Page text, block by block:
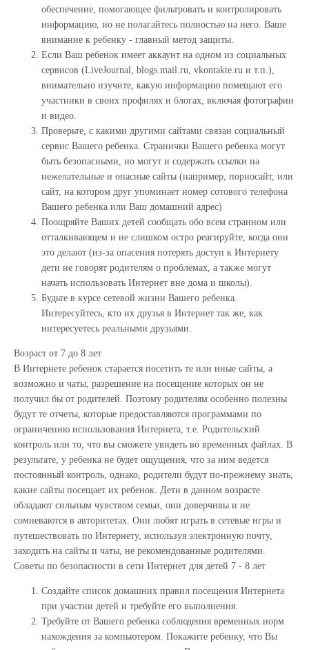
обеспечение, помогающее фильтровать и контролировать
информацию, но не полагайтесь полностью на него. Ваше
внимание к ребенку - главный метод защиты.
Если Ваш ребенок имеет аккаунт на одном из социальных
сервисов (LiveJournal, blogs.mail.ru, vkontakte.ru и т.п.),
внимательно изучите, какую информацию помещают его
участники в своих профилях и блогах, включая фотографии
и видео.
Проверьте, с какими другими сайтами связан социальный
сервис Вашего ребенка. Странички Вашего ребенка могут
быть безопасными, но могут и содержать ссылки на
нежелательные и опасные сайты (например, порносайт, или
сайт, на котором друг упоминает номер сотового телефона
Вашего ребенка или Ваш домашний адрес)
Поощряйте Ваших детей сообщать обо всем странном или
отталкивающем и не слишком остро реагируйте, когда они
это делают (из-за опасения потерять доступ к Интернету
дети не говорят родителям о проблемах, а также могут
начать использовать Интернет вне дома и школы).
Будьте в курсе сетевой жизни Вашего ребенка.
Интересуйтесь, кто их друзья в Интернет так же, как
интересуетесь реальными друзьями.
Возраст от 7 до 8 лет
В Интернете ребенок старается посетить те или иные сайты, а
возможно и чаты, разрешение на посещение которых он не
получил бы от родителей. Поэтому родителям особенно полезны
будут те отчеты, которые предоставляются программами по
ограничению использования Интернета, т.е. Родительский
контроль или то, что вы сможете увидеть во временных файлах. В
результате, у ребенка не будет ощущения, что за ним ведется
постоянный контроль, однако, родители будут по-прежнему знать,
какие сайты посещает их ребенок. Дети в данном возрасте
обладают сильным чувством семьи, они доверчивы и не
сомневаются в авторитетах. Они любят играть в сетевые игры и
путешествовать по Интернету, используя электронную почту,
заходить на сайты и чаты, не рекомендованные родителями.
Советы по безопасности в сети Интернет для детей 7 - 8 лет
Создайте список домашних правил посещения Интернета
при участии детей и требуйте его выполнения.
Требуйте от Вашего ребенка соблюдения временных норм
нахождения за компьютером. Покажите ребенку, что Вы